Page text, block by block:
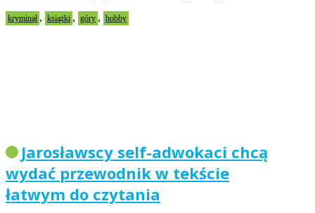
kryminał , książki , góry , hobby
Jarosławscy self-adwokaci chcą
wydać przewodnik w tekście
łatwym do czytania